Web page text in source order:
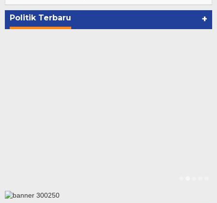
Politik Terbaru +
Penetapan Paslon Bupati dan Wabup Te…
Di NASIONAL, POLITIK, REJANG LEBONG